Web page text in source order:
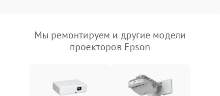
Мы ремонтируем и другие модели
проекторов Epson